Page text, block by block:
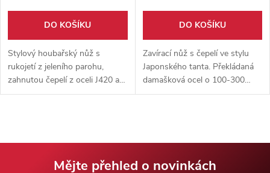
DO KOŠÍKU
Stylový houbařský nůž s
rukojetí z jeleního parohu,
zahnutou čepelí z oceli J420 a
koženým pouzdrem s poutkem
DO KOŠÍKU
Zavírací nůž s čepelí ve stylu
Japonského tanta. Překládaná
damašková ocel o 100-300
vrstvách. Pohodlná dřevěná
Mějte přehled o novinkách